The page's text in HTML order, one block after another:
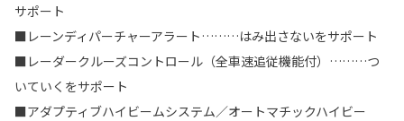
サポート
■レーンディパーチャーアラート………はみ出さないをサポート
■レーダークルーズコントロール（全車速追従機能付）………つ
いていくをサポート
■アダプティブハイビームシステム／オートマチックハイビー